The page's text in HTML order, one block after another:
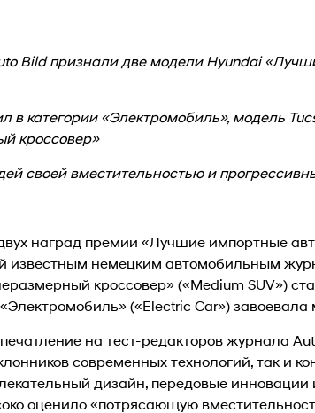
Bild признали две модели Hyundai
в категории «Электромобиль», модель
кроссовер»
своей вместительностью и
наград премии «Лучшие импортные
известным немецким автомобильным
кроссовер» («Medium SUV»)
(«Electric Car») завоевала
на тест-редакторов журнала
современных технологий, так и
дизайн, передовые инновации
оценило «потрясающую